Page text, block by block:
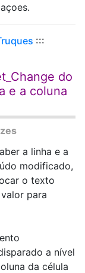
:::
do
e a coluna
a linha e a
modificado,
o texto
para
a nível
da célula